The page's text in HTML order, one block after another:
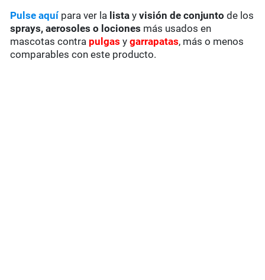
Pulse aquípara ver la lista yvisión de conjunto de los
sprays, aerosoles o lociones más usados en
mascotas contra pulgas ygarrapatas, más o menos
comparables con este producto.